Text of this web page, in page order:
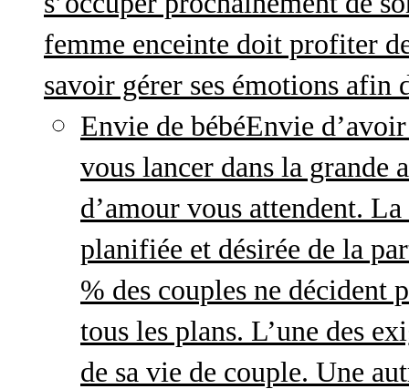
femme enceinte doit profiter
savoir gérer ses émotions
Envie de bébéEnvie
vous lancer dans la grande
d’amour vous attendent.
planifiée et désirée de la
% des couples ne décident
tous les plans. L’une des
de sa vie de couple. Une